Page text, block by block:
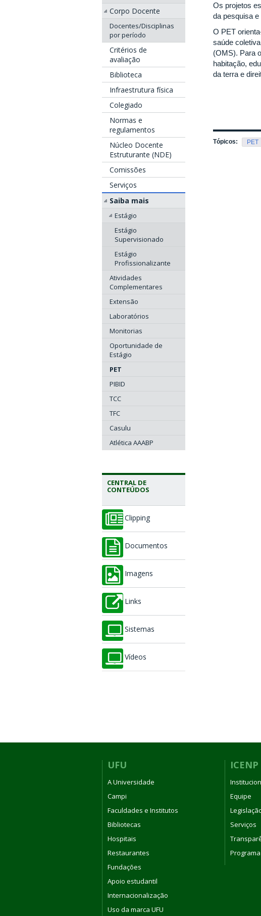
Corpo Docente
Docentes/Disciplinas
por período
Critérios de
avaliação
Biblioteca
Infraestrutura física
Colegiado
Normas e
regulamentos
Núcleo Docente
Estruturante (NDE)
Comissões
Serviços
Saiba mais
Estágio
Estágio
Supervisionado
Estágio
Profissionalizante
Atividades
Complementares
Extensão
Laboratórios
Monitorias
Oportunidade de
Estágio
PET
PIBID
TCC
TFC
Casulu
Atlética AAABP
CENTRAL DE
CONTEÚDOS
Clipping
Documentos
Imagens
Links
Sistemas
Vídeos
Os projetos
da pesquisa
O PET
saúde
(OMS). Para
habitação,
da terra e
Tópicos: PET
UFU
A Universidade
Campi
Faculdades e Institutos
Bibliotecas
Hospitais
Restaurantes
Fundações
Apoio estudantil
Internacionalização
Uso da marca UFU
ICENP
Equipe
Serviços